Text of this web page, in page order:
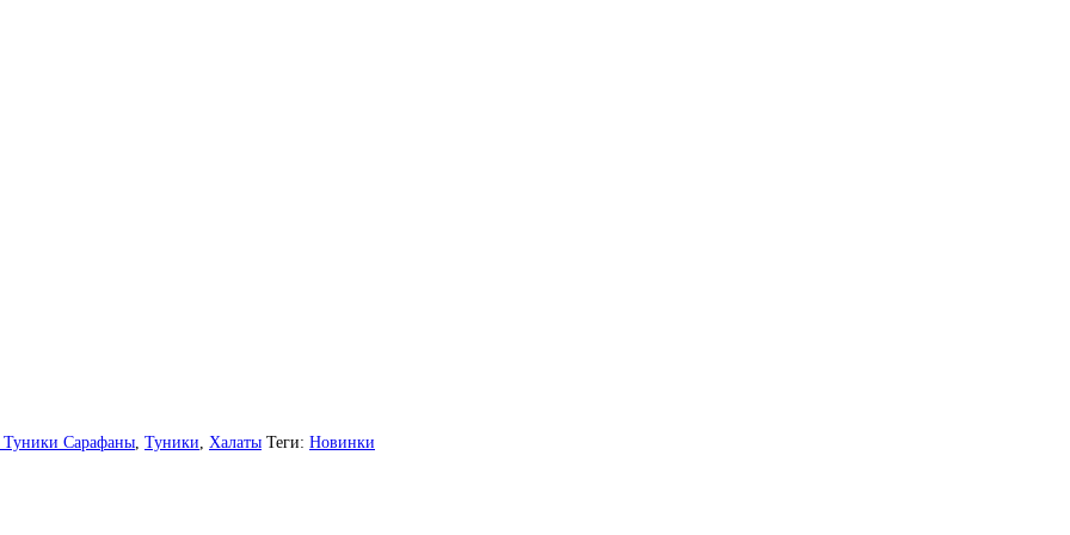
Туники Сарафаны, Туники, Халаты Теги: Новинки